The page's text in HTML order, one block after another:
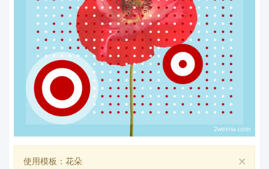
×
使用模板：花朵